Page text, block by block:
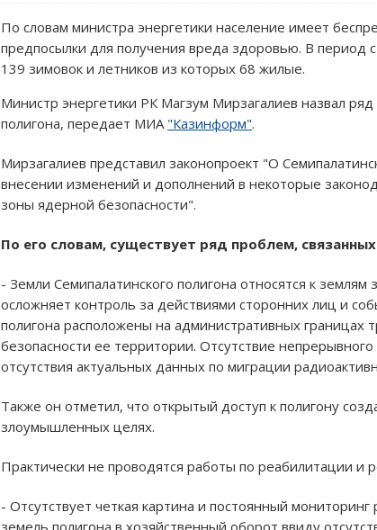
По словам министра энергетики население имеет
предпосылки для получения вреда здоровью. В
139 зимовок и летников из которых 68 жилые.
Министр энергетики РК Магзум Мирзагалиев назвал
полигона, передает МИА "Казинформ".
Мирзагалиев представил законопроект "О
внесении изменений и дополнений в некоторые
зоны ядерной безопасности".
По его словам, существует ряд проблем,
- Земли Семипалатинского полигона относятся к
осложняет контроль за действиями сторонних лиц и
полигона расположены на административных границах
безопасности ее территории. Отсутствие
отсутствия актуальных данных по миграции
Также он отметил, что открытый доступ к полигону
злоумышленных целях.
Практически не проводятся работы по реабилитации и
- Отсутствует четкая картина и постоянный